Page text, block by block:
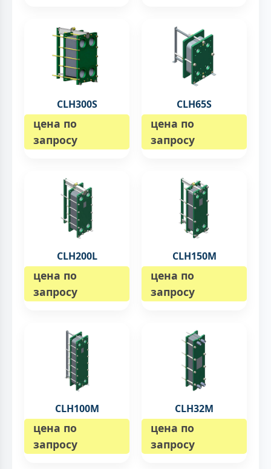
CLH300S
цена по
запросу
CLH65S
цена по
запросу
CLH200L
цена по
запросу
CLH150M
цена по
запросу
CLH100M
цена по
запросу
CLH32M
цена по
запросу